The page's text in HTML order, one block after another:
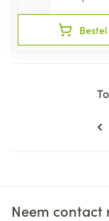
Bestel
Neem contact